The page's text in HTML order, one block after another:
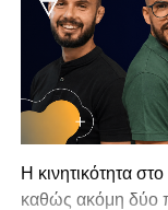
Η κινητικότητα
καθώς ακόμη δύο